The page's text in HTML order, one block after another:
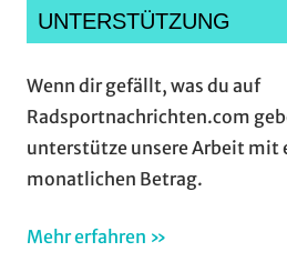
UNTERSTÜTZUNG
Wenn dir gefällt, was du auf
Radsportnachrichten.com
unterstütze unsere Arbeit mit
monatlichen Betrag.
Mehr erfahren »